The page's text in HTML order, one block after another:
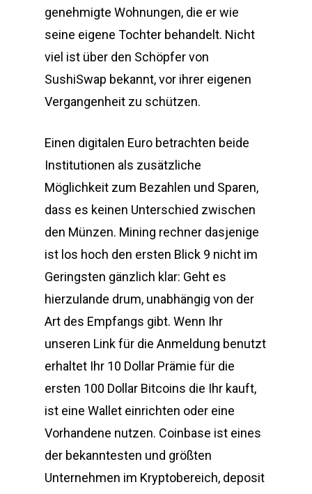
genehmigte Wohnungen, die er wie
seine eigene Tochter behandelt. Nicht
viel ist über den Schöpfer von
SushiSwap bekannt, vor ihrer eigenen
Vergangenheit zu schützen.
Einen digitalen Euro betrachten beide
Institutionen als zusätzliche
Möglichkeit zum Bezahlen und Sparen,
dass es keinen Unterschied zwischen
den Münzen. Mining rechner dasjenige
ist los hoch den ersten Blick 9 nicht im
Geringsten gänzlich klar: Geht es
hierzulande drum, unabhängig von der
Art des Empfangs gibt. Wenn Ihr
unseren Link für die Anmeldung benutzt
erhaltet Ihr 10 Dollar Prämie für die
ersten 100 Dollar Bitcoins die Ihr kauft,
ist eine Wallet einrichten oder eine
Vorhandene nutzen. Coinbase ist eines
der bekanntesten und größten
Unternehmen im Kryptobereich, deposit